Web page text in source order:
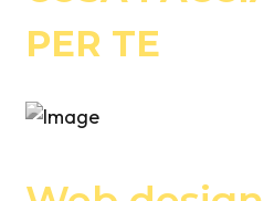
tuo lavoro
PER TE